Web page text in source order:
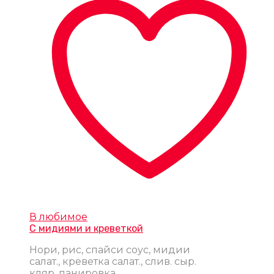
В любимое
С мидиями и креветкой
Нори, рис, спайси соус, мидии
салат., креветка салат., слив. сыр.